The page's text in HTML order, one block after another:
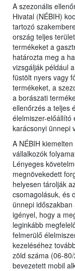
A szezonális
Hivatal (NÉBIH)
tartozó
ország teljes
termékeket a
határozta meg a
vizsgálják például
füstölt nyers vagy
termékeket, a
a borászati
ellenőrzés a teljes
élelmiszer-előállító
karácsonyi ünnepi
A NÉBIH
vállalkozók
Lényeges
megnövekedett
helyesen tárolják
csomagolásuk, és
ünnepi
igényel, hogy a
leginkább
felmerülő
kezeléséhez
zöld száma (06-
bevezetett mobil